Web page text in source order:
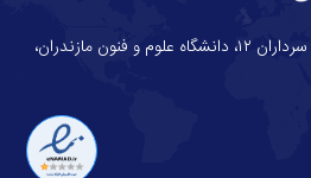
بابل، خیابان شیخ طبرسی، خیابان سرداران ۱۲، دانشگاه علوم و فنون مازندران،